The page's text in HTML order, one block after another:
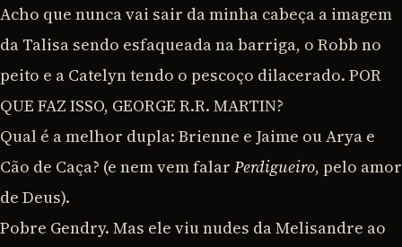
Acho que nunca vai sair da minha cabeça a imagem
da Talisa sendo esfaqueada na barriga, o Robb no
peito e a Catelyn tendo o pescoço dilacerado. POR
QUE FAZ ISSO, GEORGE R.R. MARTIN?
Qual é a melhor dupla: Brienne e Jaime ou Arya e
Cão de Caça? (e nem vem falar Perdigueiro, pelo amor
de Deus).
Pobre Gendry. Mas ele viu nudes da Melisandre ao